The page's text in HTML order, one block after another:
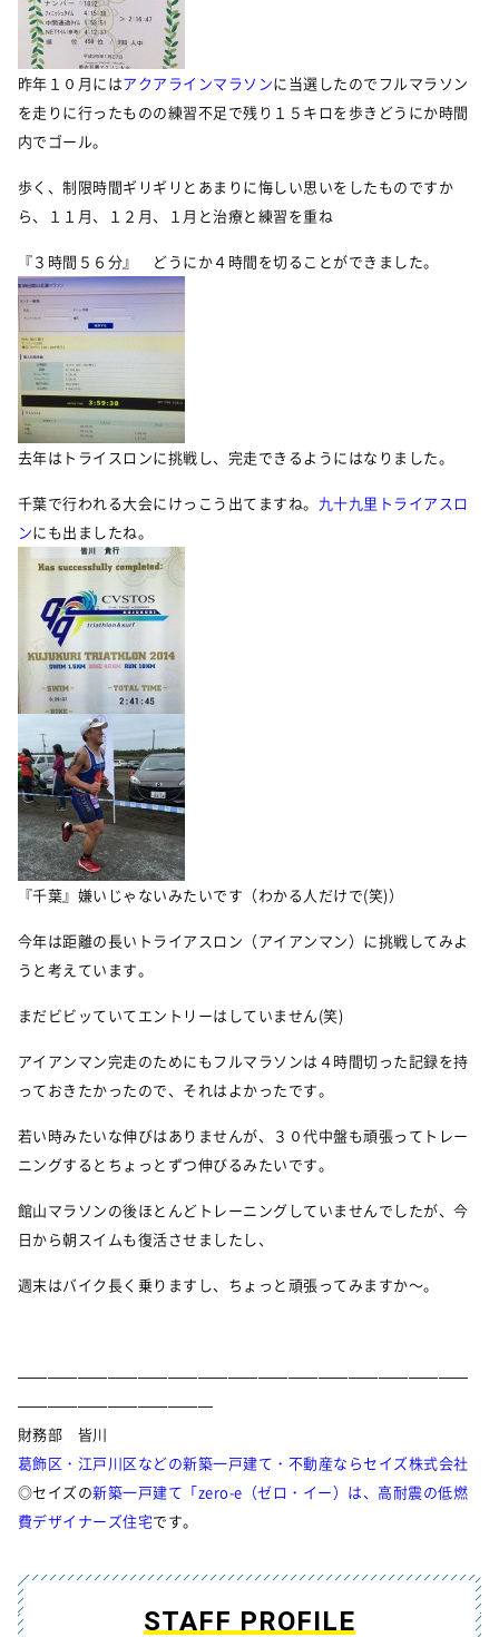
昨年１０月にはアクアラインマラソンに当選したのでフルマラソン
を走りに行ったものの練習不足で残り１５キロを歩きどうにか時間
内でゴール。
歩く、制限時間ギリギリとあまりに悔しい思いをしたものですか
ら、１１月、１２月、１月と治療と練習を重ね
『３時間５６分』 どうにか４時間を切ることができました。
去年はトライスロンに挑戦し、完走できるようにはなりました。
千葉で行われる大会にけっこう出てますね。 九十九里トライアスロ
ンにも出ましたね。
『千葉』嫌いじゃないみたいです（わかる人だけで(笑)）
今年は距離の長いトライアスロン（アイアンマン）に挑戦してみよ
うと考えています。
まだビビッていてエントリーはしていません(笑)
アイアンマン完走のためにもフルマラソンは４時間切った記録を持
っておきたかったので、それはよかったです。
若い時みたいな伸びはありませんが、３０代中盤も頑張ってトレー
ニングするとちょっとずつ伸びるみたいです。
館山マラソンの後ほとんどトレーニングしていませんでしたが、今
日から朝スイムも復活させましたし、
週末はバイク長く乗りますし、ちょっと頑張ってみますか～。
——————————————————————————————
—————————————
財務部 皆川
葛飾区・江戸川区などの新築一戸建て・不動産ならセイズ株式会社
◎セイズの新築一戸建て「zero-e（ゼロ・イー）は、高耐震の低燃
費デザイナーズ住宅です。
STAFF PROFILE